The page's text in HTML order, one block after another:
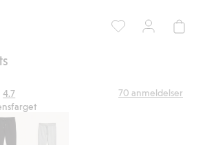
Gjennomsnittskarakter:
4.7 70 anmeldelser